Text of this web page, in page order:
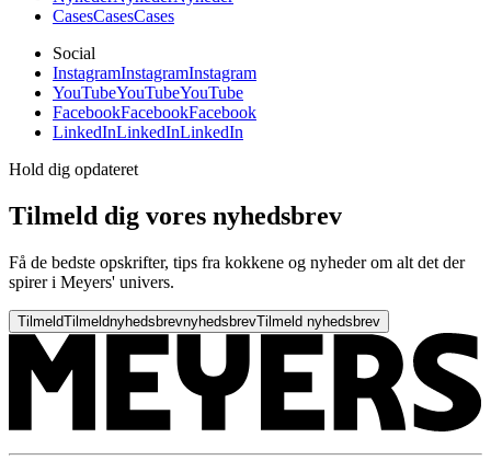
CasesCasesCases
Social
InstagramInstagramInstagram
YouTubeYouTubeYouTube
FacebookFacebookFacebook
LinkedInLinkedInLinkedIn
Hold dig opdateret
Tilmeld dig vores nyhedsbrev
Få de bedste opskrifter, tips fra kokkene og nyheder om alt det der
spirer i Meyers' univers.
TilmeldTilmeldnyhedsbrevnyhedsbrevTilmeld nyhedsbrev